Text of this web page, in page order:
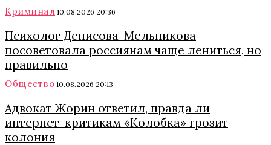
Криминал 10.08.2026 20:36
Психолог Денисова-Мельникова
посоветовала россиянам чаще лениться, но
правильно
Общество 10.08.2026 20:13
Адвокат Жорин ответил, правда ли
интернет-критикам «Колобка» грозит
колония